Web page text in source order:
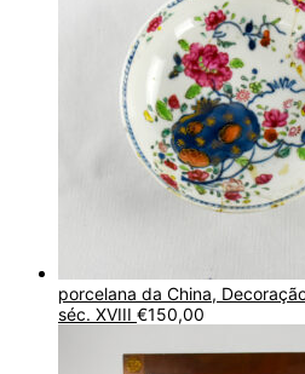
porcelana da China,
séc. XVIII €150,00